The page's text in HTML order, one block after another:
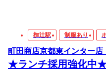
椥辻駅 制服あり
町田商店京都東インター店
★ランチ採用強化中